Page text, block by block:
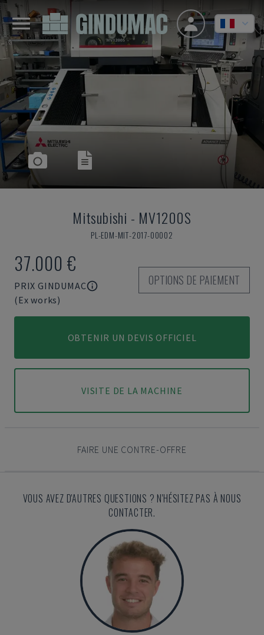
Mitsubishi - MV1200S
PL-EDM-MIT-2017-00002
37.000 €
PRIX GINDUMAC
(Ex works)
OPTIONS DE PAIEMENT
OBTENIR UN DEVIS OFFICIEL
VISITE DE LA MACHINE
FAIRE UNE CONTRE-OFFRE
VOUS AVEZ D'AUTRES QUESTIONS ? N'HÉSITEZ PAS À NOUS
CONTACTER.